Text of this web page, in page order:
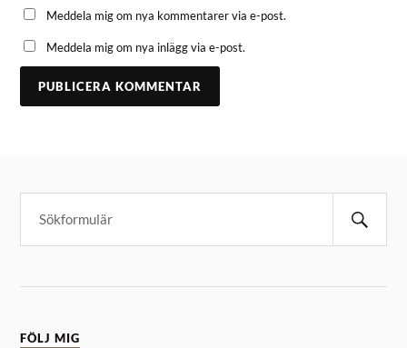
Meddela mig om nya kommentarer via e-post.
Meddela mig om nya inlägg via e-post.
FÖLJ MIG